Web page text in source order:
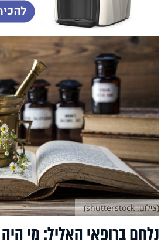
נלחם ברופאי האליל: מי
(צילום: shutterstock)